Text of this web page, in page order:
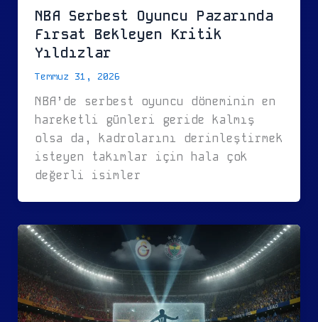
NBA Serbest Oyuncu Pazarında
Fırsat Bekleyen Kritik
Yıldızlar
Temmuz 31, 2026
NBA’de serbest oyuncu döneminin en
hareketli günleri geride kalmış
olsa da, kadrolarını derinleştirmek
isteyen takımlar için hala çok
değerli isimler